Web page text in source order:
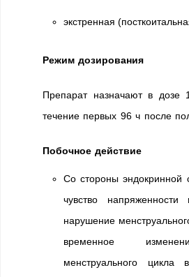
экстренная
Режим дозирования
Препарат назначают в
течение первых 96 ч после
Побочное действие
Со стороны
чувство напряженности
нарушение
временное
менструального цикла